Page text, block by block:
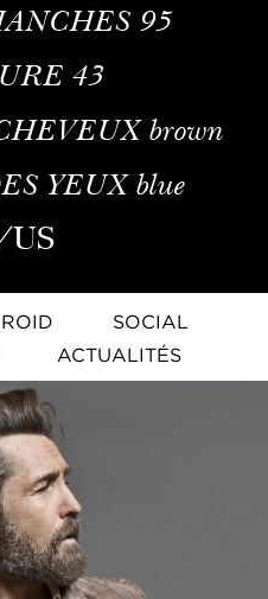
95
43
brown
YEUXblue
US
SOCIAL
ACTUALITÉS